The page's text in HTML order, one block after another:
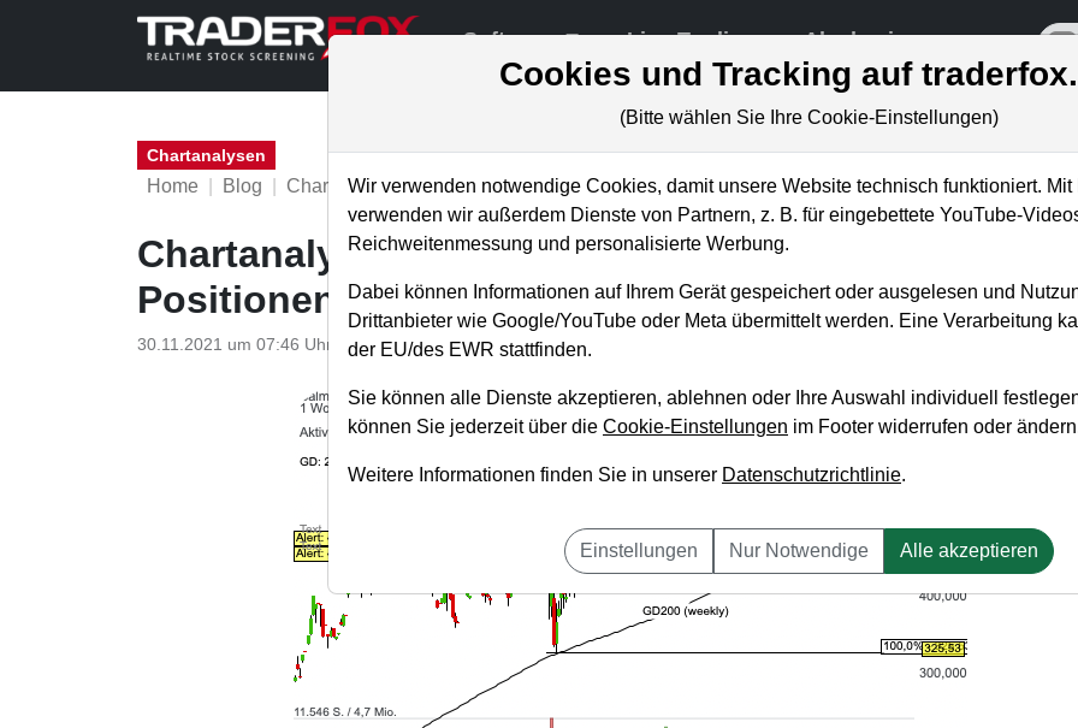
Software Live-Trading Akademie
Chartanalysen
Home Blog Chartanalysen
Chartanalyse Salmar: hier stocke ich meine
Positionen gewaltig auf!
30.11.2021 um 07:46 Uhr P. Uhlschmied
Cookies und Tracking auf
(Bitte wählen Sie Ihre Cookie-Einstellungen)
Wir verwenden notwendige Cookies, damit unsere Website technisch funktioniert.
verwenden wir außerdem Dienste von Partnern, z. B. für eingebettete YouTube-
Reichweitenmessung und personalisierte Werbung.
Dabei können Informationen auf Ihrem Gerät gespeichert oder ausgelesen und
Drittanbieter wie Google/YouTube oder Meta übermittelt werden. Eine Verarbeitung
der EU/des EWR stattfinden.
Sie können alle Dienste akzeptieren, ablehnen oder Ihre Auswahl individuell
können Sie jederzeit über die Cookie-Einstellungen im Footer widerrufen oder
Weitere Informationen finden Sie in unserer Datenschutzrichtlinie.
Einstellungen Nur Notwendige Alle akzeptieren